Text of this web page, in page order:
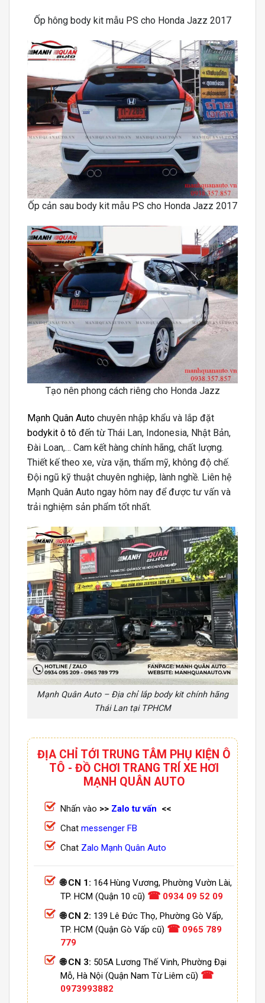
Ốp hông body kit mẫu PS cho Honda Jazz 2017
Ốp cản sau body kit mẫu PS cho Honda Jazz 2017
Tạo nên phong cách riêng cho Honda Jazz
Mạnh Quân Auto chuyên nhập khẩu và lắp đặt
bodykit ô tô đến từ Thái Lan, Indonesia, Nhật Bản,
Đài Loan,… Cam kết hàng chính hãng, chất lượng.
Thiết kế theo xe, vừa vặn, thẩm mỹ, không độ chế.
Đội ngũ kỹ thuật chuyên nghiệp, lành nghề. Liên hệ
Mạnh Quân Auto ngay hôm nay để được tư vấn và
trải nghiệm sản phẩm tốt nhất.
Mạnh Quân Auto – Địa chỉ lắp body kit chính hãng
Thái Lan tại TPHCM
ĐỊA CHỈ TỚI TRUNG TÂM PHỤ KIỆN Ô
TÔ - ĐỒ CHƠI TRANG TRÍ XE HƠI
MẠNH QUÂN AUTO
Nhấn vào >> Zalo tư vấn <<
Chat messenger FB
Chat Zalo Mạnh Quân Auto
🌐 CN 1: 164 Hùng Vương, Phường Vườn Lài,
TP. HCM (Quận 10 cũ) ☎ 0934 09 52 09
🌐 CN 2: 139 Lê Đức Thọ, Phường Gò Vấp,
TP. HCM (Quận Gò Vấp cũ) ☎ 0965 789
779
🌐 CN 3: 505A Lương Thế Vinh, Phường Đại
Mỗ, Hà Nội (Quận Nam Từ Liêm cũ) ☎
0973993882